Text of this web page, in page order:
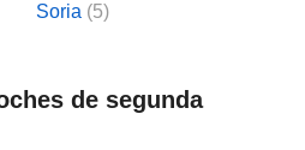
Soria (5)
de segunda